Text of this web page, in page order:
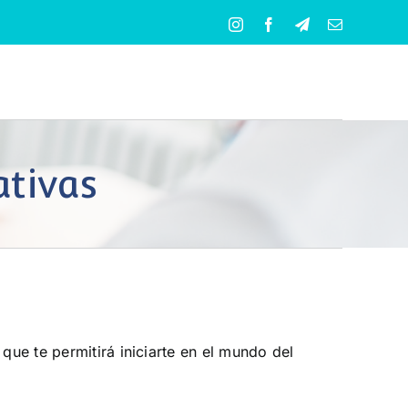
InstagramFacebookTelegramCorreo
te permitirá iniciarte en el mundo del